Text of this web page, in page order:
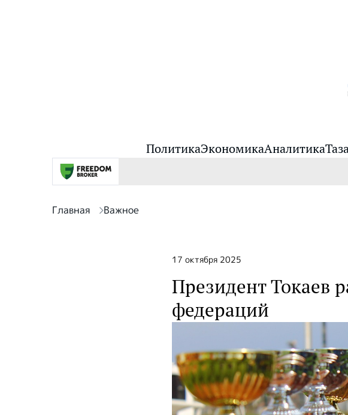
ПолитикаЭкономикаАналитика
Главная Важное
17 октября 2025
Президент Токаев
федераций